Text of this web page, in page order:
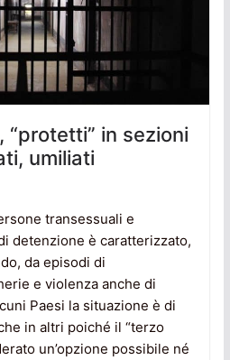
“protetti” in sezioni
umiliati
transessuali e
detenzione è caratterizzato,
da episodi di
e violenza anche di
Paesi la situazione è di
in altri poiché il “terzo
un’opzione possibile né